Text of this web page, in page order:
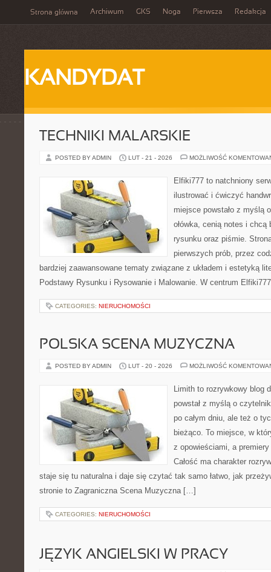
Strona główna Archiwum GKS Noga Pierwsza Redakcja
KANDYDAT
TECHNIKI MALARSKIE
POSTED BY ADMIN LUT - 21 - 2026 MOŻLIWOŚĆ
Elfiki777 to natchniony
ilustrować i ćwiczyć
miejsce powstało z myślą
ołówka, cenią notes i chcą
rysunku oraz piśmie.
pierwszych prób, przez
bardziej zaawansowane tematy związane z układem i estetyką
Podstawy Rysunku i Rysowanie i Malowanie. W centrum
CATEGORIES: NIERUCHOMOŚCI
POLSKA SCENA MUZYCZNA
POSTED BY ADMIN LUT - 20 - 2026 MOŻLIWOŚĆ
Limith to rozrywkowy blog
powstał z myślą o
po całym dniu, ale też o
bieżąco. To miejsce, w
z opowieściami, a
Całość ma charakter
staje się tu naturalna i daje się czytać tak samo łatwo, jak
stronie to Zagraniczna Scena Muzyczna […]
CATEGORIES: NIERUCHOMOŚCI
JĘZYK ANGIELSKI W PRACY